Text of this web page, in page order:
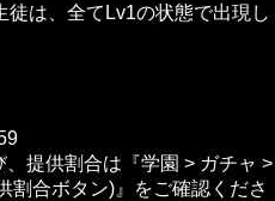
は、全てLv1の状態で出現し
提供割合は『学園 > ガチャ >
割合ボタン)』をご確認くださ